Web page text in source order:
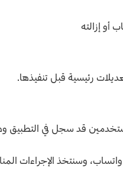
أو إزالته
رئيسية قبل تنفيذها.
قد سجل في
وسنتخذ الإجراءات